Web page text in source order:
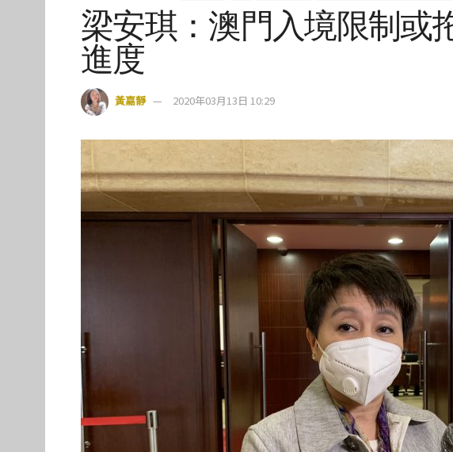
梁安琪：澳門入境限制或
進度
黃嘉靜 2020年03月13日 10:29